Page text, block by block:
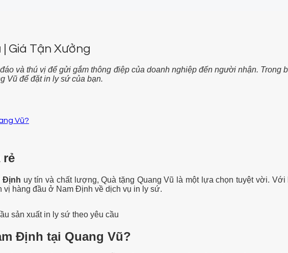
Giá Tận Xưởng
và thú vị để gửi gắm thông điệp của doanh nghiệp đến người nhận. Trong
Vũ để đặt in ly sứ của bạn.
Vũ?
rẻ
Định uy tín và chất lượng, Quà tặng Quang Vũ là một lựa chọn tuyệt vời.
hàng đầu ở Nam Định về dịch vụ in ly sứ.
sản xuất in ly sứ theo yêu cầu
Định tại Quang Vũ?